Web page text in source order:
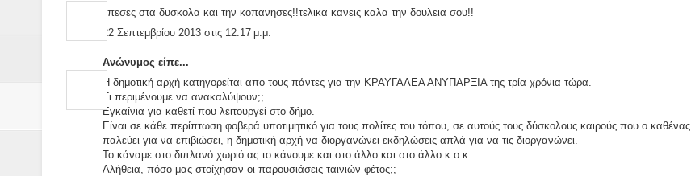
επεσες στα δυσκολα και την κοπανησες!!τελικα κανεις καλα την δουλεια σου!!
22 Σεπτεμβρίου 2013 στις 12:17 μ.μ.
Ανώνυμος είπε...
Η δημοτική αρχή κατηγορείται απο τους πάντες για την ΚΡΑΥΓΑΛΕΑ ΑΝΥΠΑΡΞΙΑ της τρία χρόνια τώρα.
Τι περιμένουμε να ανακαλύψουν;;
Εγκαίνια για καθετί που λειτουργεί στο δήμο.
Είναι σε κάθε περίπτωση φοβερά υποτιμητικό για τους πολίτες του τόπου, σε αυτούς τους δύσκολους καιρούς που ο καθένας
παλεύει για να επιβιώσει, η δημοτική αρχή να διοργανώνει εκδηλώσεις απλά για να τις διοργανώνει.
Το κάναμε στο διπλανό χωριό ας το κάνουμε και στο άλλο και στο άλλο κ.ο.κ.
Αλήθεια, πόσο μας στοίχησαν οι παρουσιάσεις ταινιών φέτος;;